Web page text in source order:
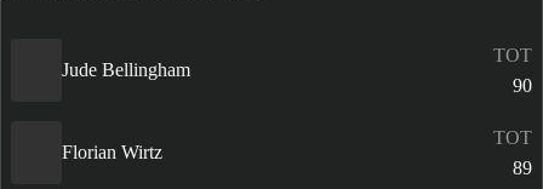
Jude Bellingham
TOT
90
Florian Wirtz
TOT
89